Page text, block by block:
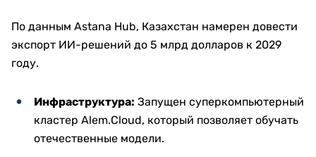
По данным Astana Hub, Казахстан намерен довести
экспорт ИИ-решений до 5 млрд долларов к 2029
году.
Инфраструктура: Запущен суперкомпьютерный
кластер Alem.Cloud, который позволяет обучать
отечественные модели.